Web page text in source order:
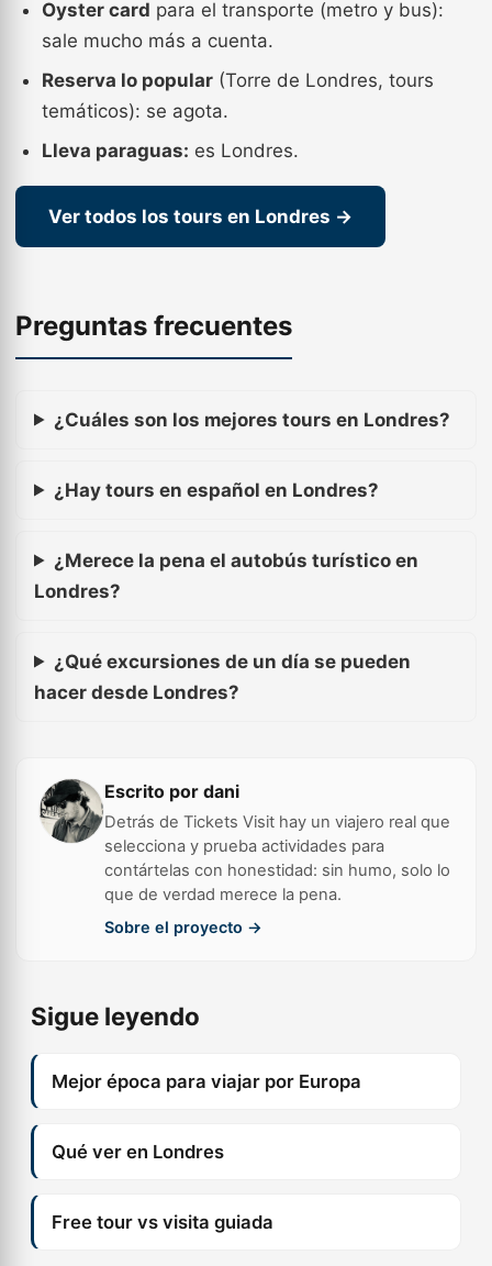
Oyster card para el transporte (metro y bus):
sale mucho más a cuenta.
Reserva lo popular (Torre de Londres, tours
temáticos): se agota.
Lleva paraguas: es Londres.
Ver todos los tours en Londres →
Preguntas frecuentes
¿Cuáles son los mejores tours en Londres?
¿Hay tours en español en Londres?
¿Merece la pena el autobús turístico en
Londres?
¿Qué excursiones de un día se pueden
hacer desde Londres?
Escrito por dani
Detrás de Tickets Visit hay un viajero real que
selecciona y prueba actividades para
contártelas con honestidad: sin humo, solo lo
que de verdad merece la pena.
Sobre el proyecto →
Sigue leyendo
Mejor época para viajar por Europa
Qué ver en Londres
Free tour vs visita guiada